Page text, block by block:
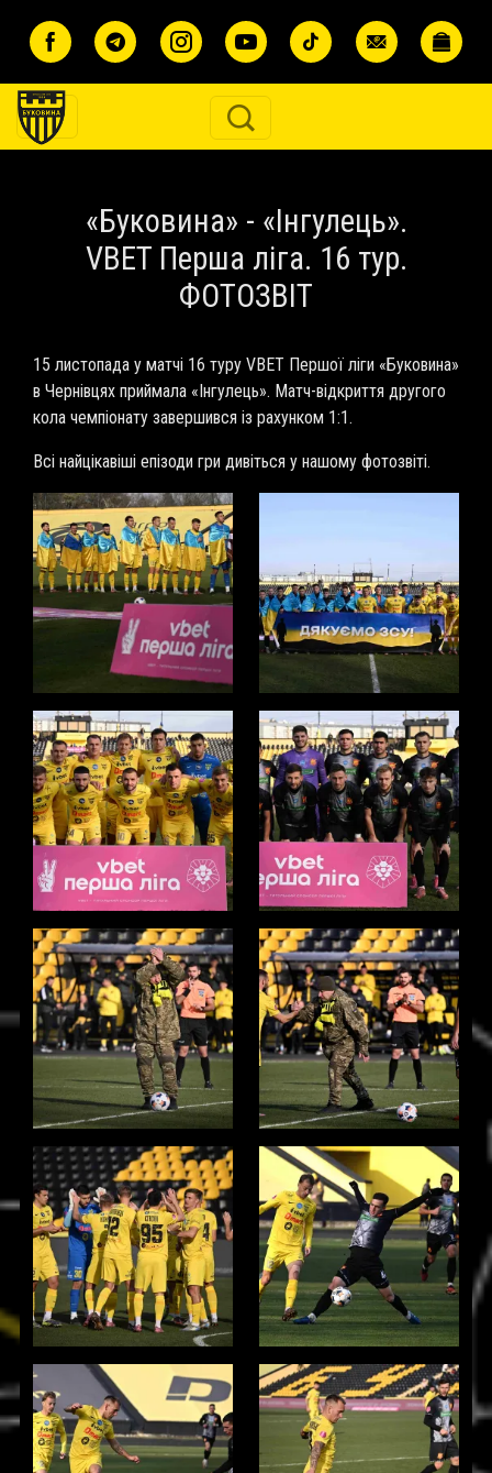
«Буковина» - «Інгулець».
VBET Перша ліга. 16 тур.
ФОТОЗВІТ
15 листопада у матчі 16 туру VBET Першої ліги «Буковина»
в Чернівцях приймала «Інгулець». Матч-відкриття другого
кола чемпіонату завершився із рахунком 1:1.
Всі найцікавіші епізоди гри дивіться у нашому фотозвіті.